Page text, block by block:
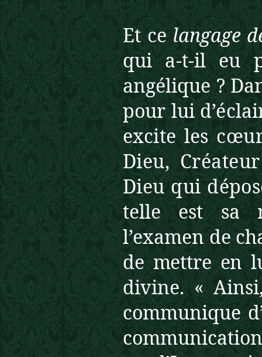
Et ce langage
qui a-t-il eu
angélique ?
pour lui
excite les
Dieu,
Dieu qui
telle est sa
l’examen de
de mettre en
divine. «
communique